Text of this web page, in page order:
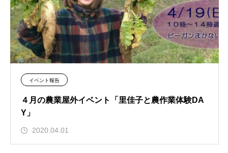
イベント報告
４月の農業屋外イベント「里佳子と農作業体験DA
Y」
2020.04.01